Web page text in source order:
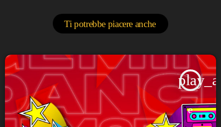
Ti potrebbe piacere anche